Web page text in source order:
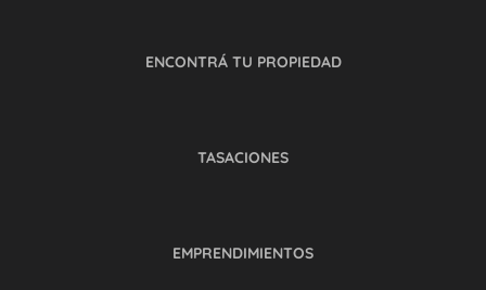
ENCONTRÁ TU PROPIEDAD
TASACIONES
EMPRENDIMIENTOS